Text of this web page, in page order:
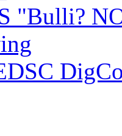
"Bulli?